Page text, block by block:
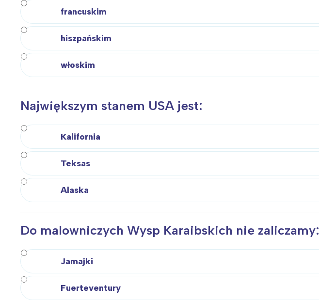
francuskim
hiszpańskim
włoskim
Największym stanem USA jest:
Kalifornia
Teksas
Alaska
Do malowniczych Wysp Karaibskich nie zaliczamy:
Jamajki
Fuerteventury